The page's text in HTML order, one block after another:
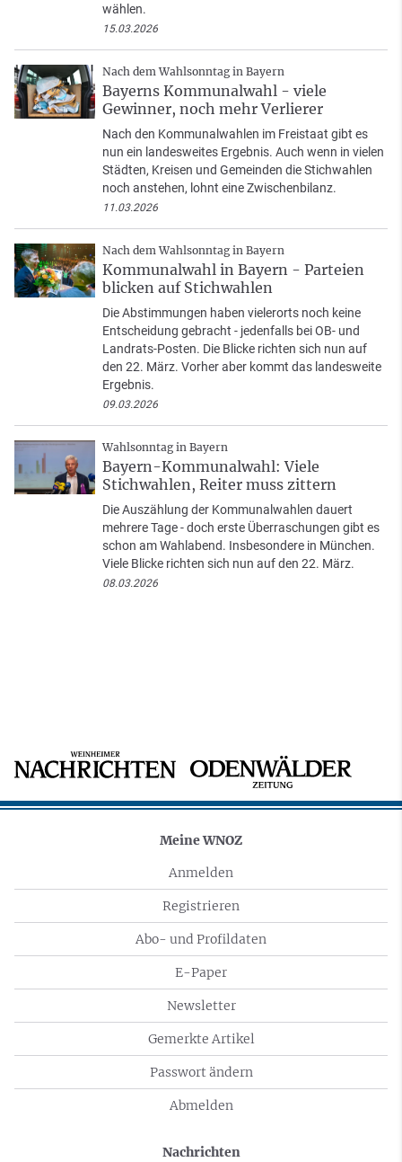
wählen.
15.03.2026
Nach dem Wahlsonntag in Bayern
Bayerns Kommunalwahl - viele
Gewinner, noch mehr Verlierer
Nach den Kommunalwahlen im Freistaat gibt es
nun ein landesweites Ergebnis. Auch wenn in vielen
Städten, Kreisen und Gemeinden die Stichwahlen
noch anstehen, lohnt eine Zwischenbilanz.
11.03.2026
Nach dem Wahlsonntag in Bayern
Kommunalwahl in Bayern - Parteien
blicken auf Stichwahlen
Die Abstimmungen haben vielerorts noch keine
Entscheidung gebracht - jedenfalls bei OB- und
Landrats-Posten. Die Blicke richten sich nun auf
den 22. März. Vorher aber kommt das landesweite
Ergebnis.
09.03.2026
Wahlsonntag in Bayern
Bayern-Kommunalwahl: Viele
Stichwahlen, Reiter muss zittern
Die Auszählung der Kommunalwahlen dauert
mehrere Tage - doch erste Überraschungen gibt es
schon am Wahlabend. Insbesondere in München.
Viele Blicke richten sich nun auf den 22. März.
08.03.2026
Meine WNOZ
Anmelden
Registrieren
Abo- und Profildaten
E-Paper
Newsletter
Gemerkte Artikel
Passwort ändern
Abmelden
Nachrichten